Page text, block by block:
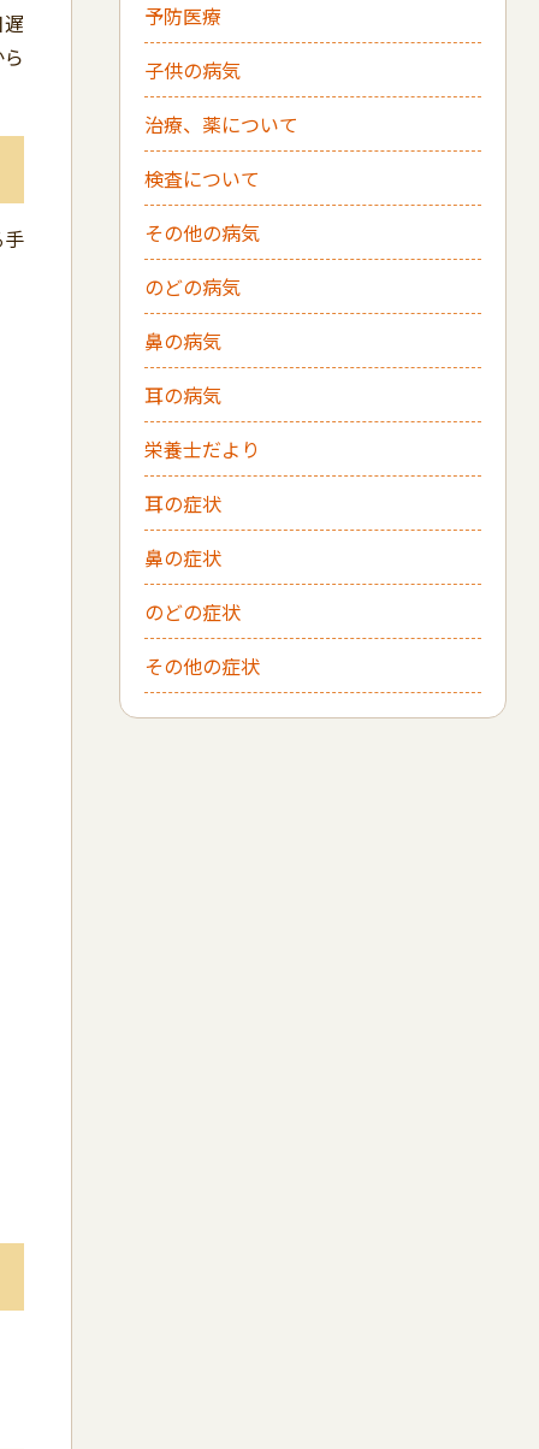
予防医療
子供の病気
治療、薬について
検査について
その他の病気
のどの病気
鼻の病気
耳の病気
栄養士だより
耳の症状
鼻の症状
のどの症状
その他の症状